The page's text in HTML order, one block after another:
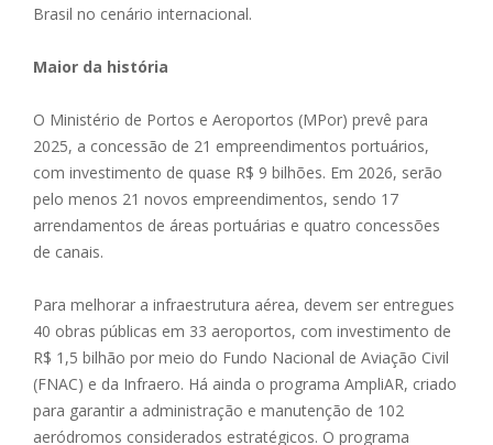
Brasil no cenário internacional.
Maior da história
O Ministério de Portos e Aeroportos (MPor) prevê para
2025, a concessão de 21 empreendimentos portuários,
com investimento de quase R$ 9 bilhões. Em 2026, serão
pelo menos 21 novos empreendimentos, sendo 17
arrendamentos de áreas portuárias e quatro concessões
de canais.
Para melhorar a infraestrutura aérea, devem ser entregues
40 obras públicas em 33 aeroportos, com investimento de
R$ 1,5 bilhão por meio do Fundo Nacional de Aviação Civil
(FNAC) e da Infraero. Há ainda o programa AmpliAR, criado
para garantir a administração e manutenção de 102
aeródromos considerados estratégicos. O programa